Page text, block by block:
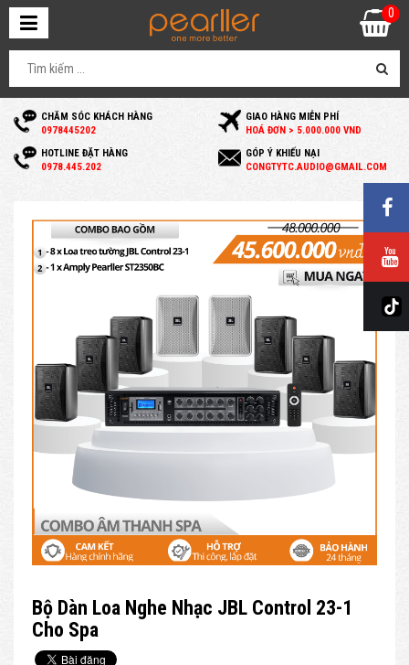
CHĂM SÓC KHÁCH HÀNG
0978445202
GIAO HÀNG MIỄN PHÍ
HOÁ ĐƠN > 5.000.000 VND
HOTLINE ĐẶT HÀNG
0978.445.202
GÓP Ý KHIẾU NẠI
CONGTYTC.AUDIO@GMAIL.COM
0
Bộ Dàn Loa Nghe Nhạc JBL Control 23-1
Cho Spa